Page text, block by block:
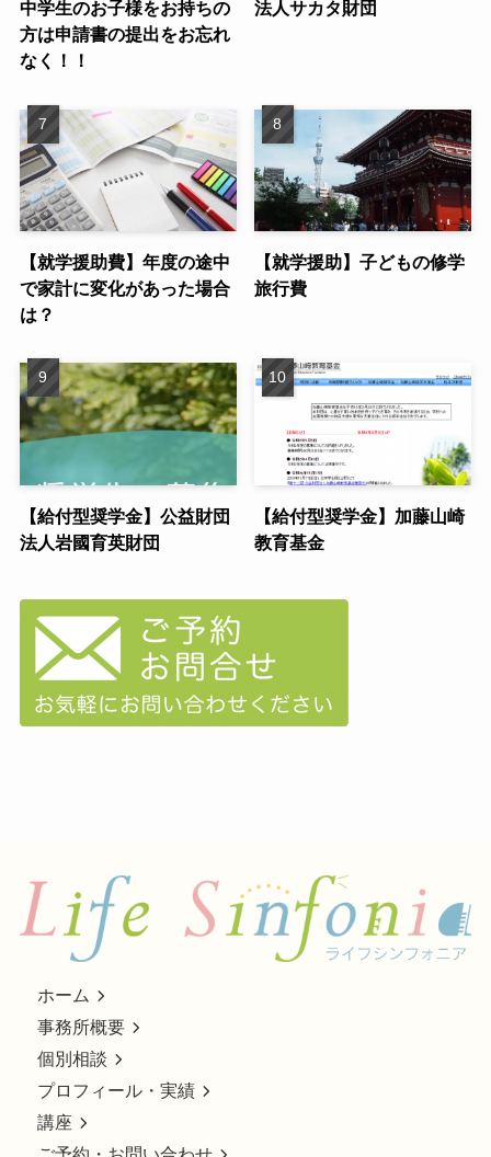
中学生のお子様をお持ちの
方は申請書の提出をお忘れ
なく！！
法人サカタ財団
【就学援助費】年度の途中
で家計に変化があった場合
は？
【就学援助】子どもの修学
旅行費
【給付型奨学金】公益財団
法人岩國育英財団
【給付型奨学金】加藤山崎
教育基金
ホーム
事務所概要
個別相談
プロフィール・実績
講座